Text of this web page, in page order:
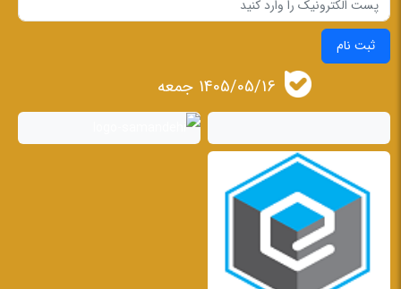
ثبت نام
1405/05/16 جمعه